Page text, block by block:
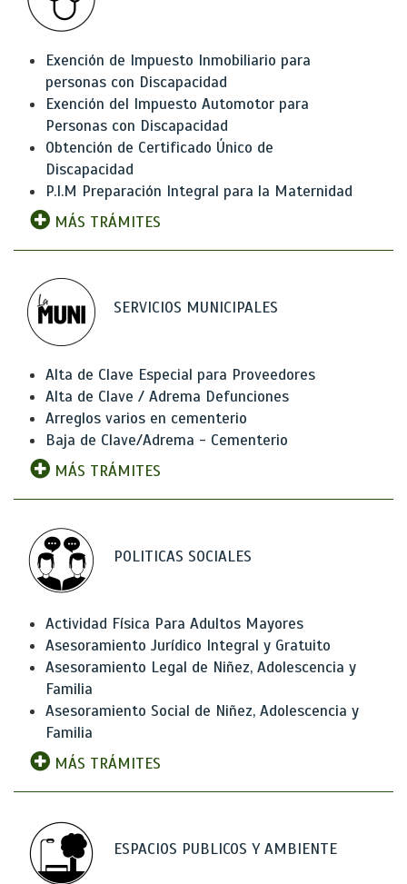
Exención de Impuesto Inmobiliario para
personas con Discapacidad
Exención del Impuesto Automotor para
Personas con Discapacidad
Obtención de Certificado Único de
Discapacidad
P.I.M Preparación Integral para la Maternidad
MÁS TRÁMITES
SERVICIOS MUNICIPALES
Alta de Clave Especial para Proveedores
Alta de Clave / Adrema Defunciones
Arreglos varios en cementerio
Baja de Clave/Adrema - Cementerio
MÁS TRÁMITES
POLITICAS SOCIALES
Actividad Física Para Adultos Mayores
Asesoramiento Jurídico Integral y Gratuito
Asesoramiento Legal de Niñez, Adolescencia y
Familia
Asesoramiento Social de Niñez, Adolescencia y
Familia
MÁS TRÁMITES
ESPACIOS PUBLICOS Y AMBIENTE